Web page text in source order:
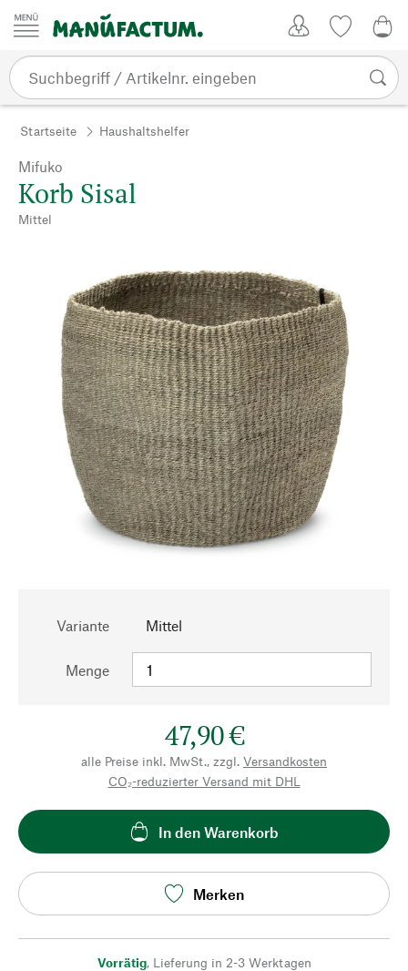
Zum Inhalt springen
Startseite Haushaltshelfer
Mifuko
Korb Sisal
Mittel
Variante Mittel
Menge
47,90 €
alle Preise inkl. MwSt., zzgl. Versandkosten
CO₂-reduzierter Versand mit DHL
In den Warenkorb
Merken
Vorrätig, Lieferung in 2-3 Werktagen